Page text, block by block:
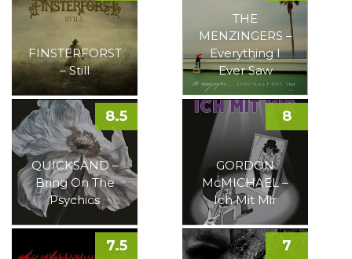
FINSTERFORST
– Still
THE
MENZINGERS –
Everything I
Ever Saw
QUICKSAND –
Bring On The
Psychics
8.5
GORDON
McMICHAEL –
Ich Mit Mir
8
7.5 7